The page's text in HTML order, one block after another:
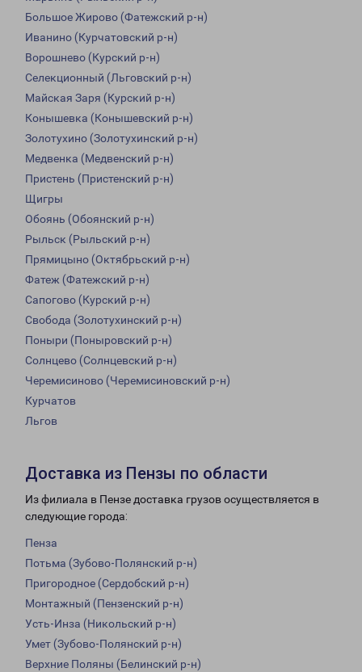
Большое Жирово (Фатежский р-н)
Иванино (Курчатовский р-н)
Ворошнево (Курский р-н)
Селекционный (Льговский р-н)
Майская Заря (Курский р-н)
Конышевка (Конышевский р-н)
Золотухино (Золотухинский р-н)
Медвенка (Медвенский р-н)
Пристень (Пристенский р-н)
Щигры
Обоянь (Обоянский р-н)
Рыльск (Рыльский р-н)
Прямицыно (Октябрьский р-н)
Фатеж (Фатежский р-н)
Сапогово (Курский р-н)
Свобода (Золотухинский р-н)
Поныри (Поныровский р-н)
Солнцево (Солнцевский р-н)
Черемисиново (Черемисиновский р-н)
Курчатов
Льгов
Доставка из Пензы по области
Из филиала в Пензе доставка грузов осуществляется в
следующие города:
Пенза
Потьма (Зубово-Полянский р-н)
Пригородное (Сердобский р-н)
Монтажный (Пензенский р-н)
Усть-Инза (Никольский р-н)
Умет (Зубово-Полянский р-н)
Верхние Поляны (Белинский р-н)